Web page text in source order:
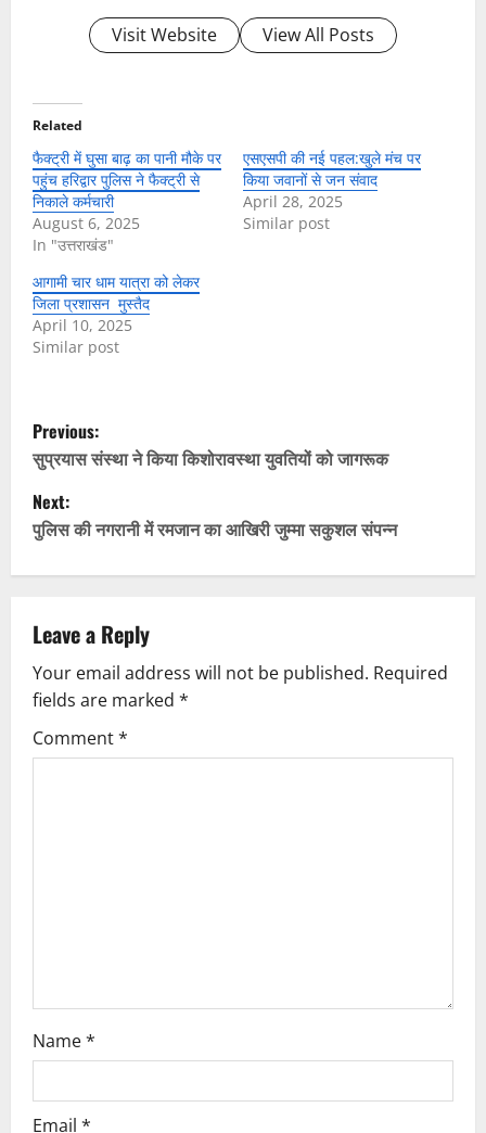
Visit Website View All Posts
Related
फैक्ट्री में घुसा बाढ़ का पानी मौके पर
पहुंच हरिद्वार पुलिस ने फैक्ट्री से
निकाले कर्मचारी
August 6, 2025
In "उत्तराखंड"
एसएसपी की नई पहल:खुले मंच पर
किया जवानों से जन संवाद
April 28, 2025
Similar post
आगामी चार धाम यात्रा को लेकर
जिला प्रशासन मुस्तैद
April 10, 2025
Similar post
P
o
s
a
v
i
n
Previous:
सुप्रयास संस्था ने किया किशोरावस्था युवतियों को जागरूक
Next:
पुलिस की नगरानी में रमजान का आखिरी जुम्मा सकुशल संपन्न
Leave a Reply
Your email address will not be published. Required
fields are marked *
Comment*
Name*
Email *